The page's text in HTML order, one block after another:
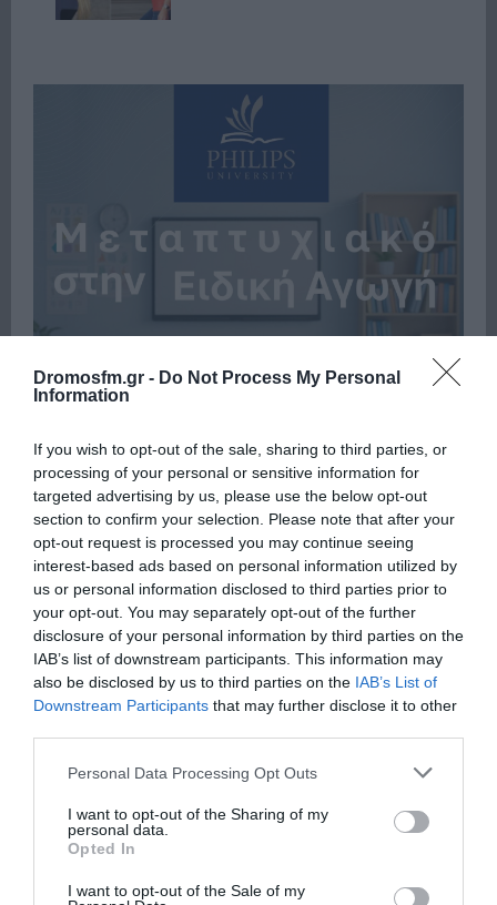
Dromosfm.gr - Do Not Process My Personal
Information
If you wish to opt-out of the sale, sharing to third parties, or
processing of your personal or sensitive information for
targeted advertising by us, please use the below opt-out
section to confirm your selection. Please note that after your
opt-out request is processed you may continue seeing
interest-based ads based on personal information utilized by
us or personal information disclosed to third parties prior to
your opt-out. You may separately opt-out of the further
disclosure of your personal information by third parties on the
IAB’s list of downstream participants. This information may
also be disclosed by us to third parties on the IAB’s List of
Downstream Participants that may further disclose it to other
Please note that this website/app uses one or more Google
not limited to your visit or usage behaviour. You may click to
grant or deny consent to Google and its third-party tags to
use your data for below specified purposes in below Google
consent section.
Personal Data Processing Opt Outs
I want to opt-out of the Sharing of my
personal data.
Opted In
I want to opt-out of the Sale of my
Πρόσφατα Δημοφιλή